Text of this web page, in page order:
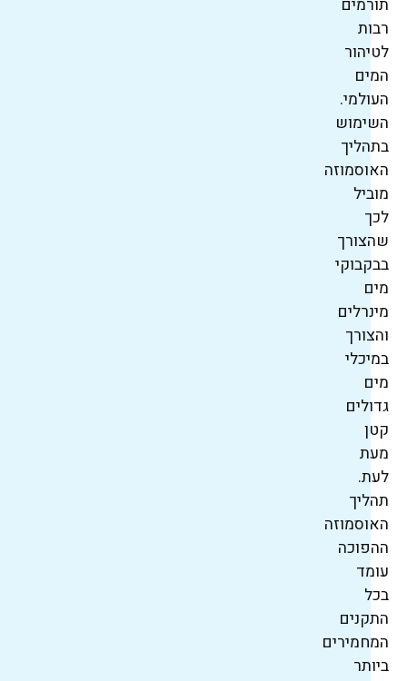
תורמים
רבות
לטיהור
המים
העולמי.
השימוש
בתהליך
האוסמוזה
מוביל
לכך
שהצורך
בבקבוקי
מים
מינרלים
והצורך
במיכלי
מים
גדולים
קטן
מעת
לעת.
תהליך
האוסמוזה
ההפוכה
עומד
בכל
התקנים
המחמירים
ביותר